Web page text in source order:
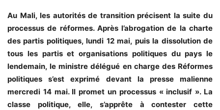
Au Mali, les autorités de transition précisent la suite du
processus de réformes. Après l’abrogation de la charte
des partis politiques, lundi 12 mai, puis la dissolution de
tous les partis et organisations politiques du pays le
lendemain, le ministre délégué en charge des Réformes
politiques s’est exprimé devant la presse malienne
mercredi 14 mai. Il promet un processus « inclusif ». La
classe politique, elle, s’apprête à contester cette